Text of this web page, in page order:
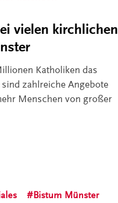
vielen kirchlichen
Katholiken das
zahlreiche Angebote
Menschen von großer
Bistum Münster